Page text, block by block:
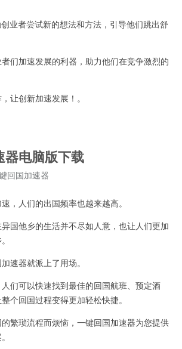
者尝试新的想法和方法，引导他们跳出舒
加速发展的利器，助力他们在竞争激烈的
创新加速发展！。
器电脑版下载
回国加速器
人们的出国频率也越来越高。
他乡的生活并不尽如人意，也让人们更加
器就派上了用场。
可以快速找到最佳的回国航班、预定酒
个回国过程变得更加轻松快捷。
琐流程而烦恼，一键回国加速器为您提供